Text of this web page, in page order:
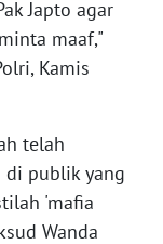
Japto agar
maaf,"
Kamis
telah
di publik yang
'mafia
Wanda